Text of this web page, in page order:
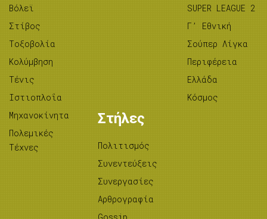
Βόλεϊ
Στίβος
Tοξοβολία
Κολύμβηση
Τένις
Ιστιοπλοΐα
Μηχανοκίνητα
Πολεμικές
Τέχνες
SUPER LEAGUE 2
Γ’ Εθνική
Σούπερ Λίγκα
Περιφέρεια
Ελλάδα
Κόσμος
Στήλες
Πολιτισμός
Συνεντεύξεις
Συνεργασίες
Αρθρογραφία